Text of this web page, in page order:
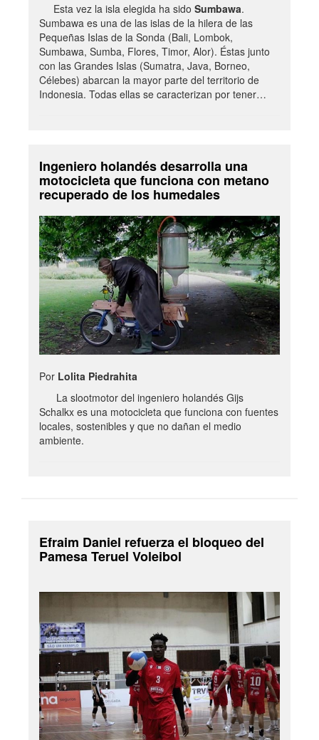
Esta vez la isla elegida ha sido Sumbawa.
Sumbawa es una de las islas de la hilera de las
Pequeñas Islas de la Sonda (Bali, Lombok,
Sumbawa, Sumba, Flores, Timor, Alor). Éstas junto
con las Grandes Islas (Sumatra, Java, Borneo,
Célebes) abarcan la mayor parte del territorio de
Indonesia. Todas ellas se caracterizan por tener…
Ingeniero holandés desarrolla una
motocicleta que funciona con metano
recuperado de los humedales
Por Lolita Piedrahita
La slootmotor del ingeniero holandés Gijs
Schalkx es una motocicleta que funciona con fuentes
locales, sostenibles y que no dañan el medio
ambiente.
Efraim Daniel refuerza el bloqueo del
Pamesa Teruel Voleibol